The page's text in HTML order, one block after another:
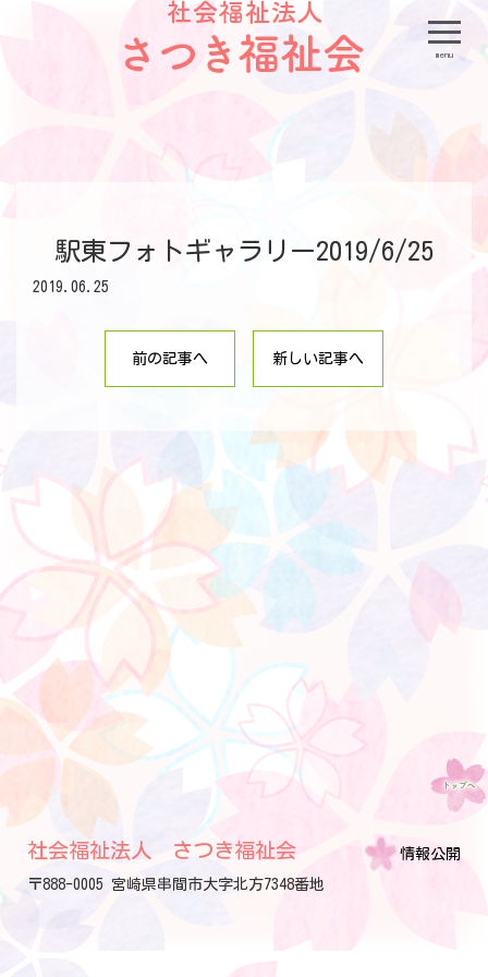
menu
駅東フォトギャラリー2019/6/25
2019.06.25
前の記事へ 新しい記事へ
社会福祉法人 さつき福祉会
〒888-0005 宮崎県串間市大字北方7348番地
情報公開